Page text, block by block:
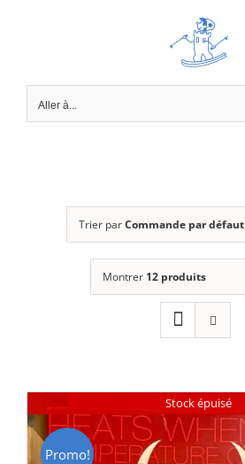
Aller à...
Trier parCommande par défaut
Montrer 12 produits
Stock épuisé
Promo!